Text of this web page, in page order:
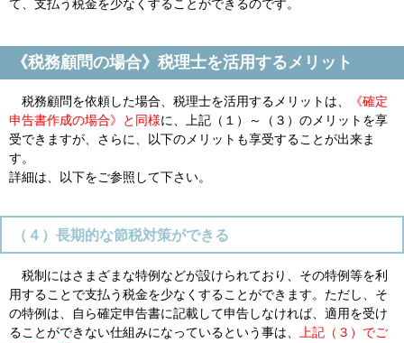
て、支払う税金を少なくすることができるのです。
《税務顧問の場合》税理士を活用するメリット
税務顧問を依頼した場合、税理士を活用するメリットは、
《確定
申告書作成の場合》と同様に、上記（１）～（３）のメリットを享
受できますが、さらに、以下のメリットも享受することが出来ま
す。
詳細は、以下をご参照して下さい。
（４）長期的な節税対策ができる
税制にはさまざまな特例などが設けられており、その特例等を利
用することで支払う税金を少なくすることができます。ただし、そ
の特例は、自ら確定申告書に記載して申告しなければ、適用を受け
ることができない仕組みになっているという事は、
上記（３）でご